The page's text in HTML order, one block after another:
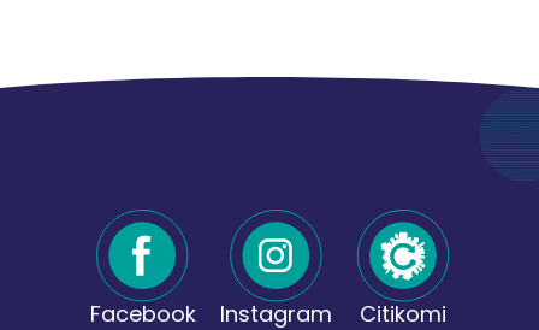
Facebook Instagram Citikomi